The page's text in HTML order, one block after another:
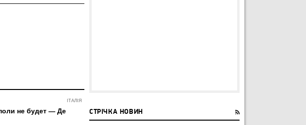
ІТАЛІЯ
не будет — Де
СТРІЧКА НОВИН